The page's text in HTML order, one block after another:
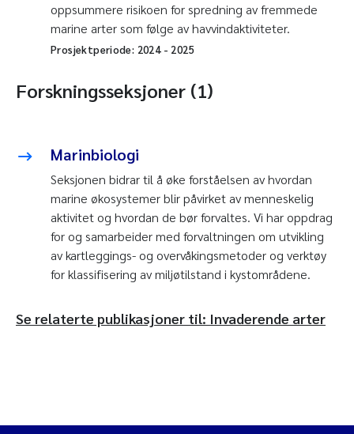
oppsummere risikoen for spredning av fremmede
marine arter som følge av havvindaktiviteter.
Prosjektperiode: 2024- 2025
Forskningsseksjoner (1)
Marinbiologi
Seksjonen bidrar til å øke forståelsen av hvordan
marine økosystemer blir påvirket av menneskelig
aktivitet og hvordan de bør forvaltes. Vi har oppdrag
for og samarbeider med forvaltningen om utvikling
av kartleggings- og overvåkingsmetoder og verktøy
for klassifisering av miljøtilstand i kystområdene.
Se relaterte publikasjoner til: Invaderende arter